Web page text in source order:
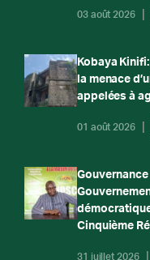
03 août 2026
Kobaya
la menace
appelées à
01 août 2026
Gouvernance
Cinquième
31 juillet 2026